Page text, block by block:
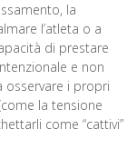
la
l’atleta o a
di prestare
e non
osservare i propri
la tensione
come “cattivi”